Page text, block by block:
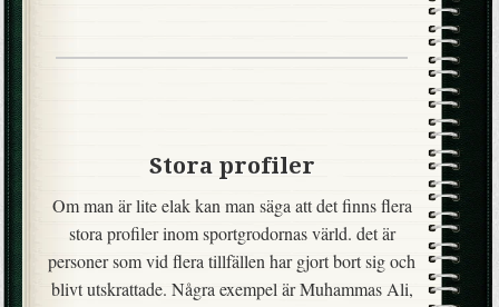
Stora profiler
Om man är lite elak kan man säga att det finns flera
stora profiler inom sportgrodornas värld. det är
personer som vid flera tillfällen har gjort bort sig och
blivt utskrattade. Några exempel är Muhammas Ali,